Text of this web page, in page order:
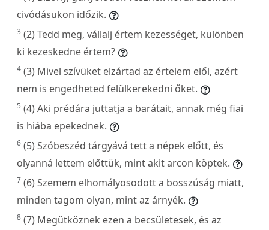
civódásukon időzik.
3 (2) Tedd meg, vállalj értem kezességet, különben
ki kezeskedne értem?
4 (3) Mivel szívüket elzártad az értelem elől, azért
nem is engedheted felülkerekedni őket.
5 (4) Aki prédára juttatja a barátait, annak még fiai
is hiába epekednek.
6 (5) Szóbeszéd tárgyává tett a népek előtt, és
olyanná lettem előttük, mint akit arcon köptek.
7 (6) Szemem elhomályosodott a bosszúság miatt,
minden tagom olyan, mint az árnyék.
8 (7) Megütköznek ezen a becsületesek, és az